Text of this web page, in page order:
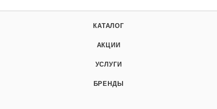
КАТАЛОГ
АКЦИИ
УСЛУГИ
БРЕНДЫ